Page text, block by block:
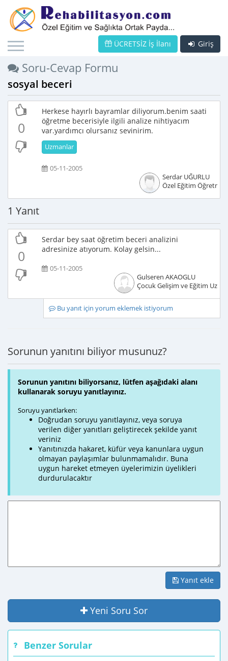
Giriş
ÜCRETSİZ İş İlanı
Soru-Cevap Formu
sosyal beceri
0
Herkese hayırlı bayramlar diliyorum.benim saati
öğretme becerisiyle ilgili analize nihtiyacım
var.yardımcı olursanız sevinirim.
Uzmanlar
05-11-2005
Serdar UĞURLU
Özel Eğitim
1 Yanıt
0
Serdar bey saat öğretim beceri analizini
adresinize atıyorum. Kolay gelsin...
05-11-2005
Gulseren AKAOGLU
Çocuk Gelişim ve Eğitim
Bu yanıt için yorum eklemek istiyorum
Sorunun yanıtını biliyor musunuz?
Sorunun yanıtını biliyorsanız, lütfen aşağıdaki alanı
kullanarak soruyu yanıtlayınız.
Soruyu yanıtlarken:
Doğrudan soruyu yanıtlayınız, veya soruya
verilen diğer yanıtları geliştirecek şekilde yanıt
veriniz
Yanıtınızda hakaret, küfür veya kanunlara uygun
olmayan paylaşımlar bulunmamalıdır. Buna
uygun hareket etmeyen üyelerimizin üyelikleri
durdurulacaktır
Yanıt ekle
Yeni Soru Sor
Benzer Sorular